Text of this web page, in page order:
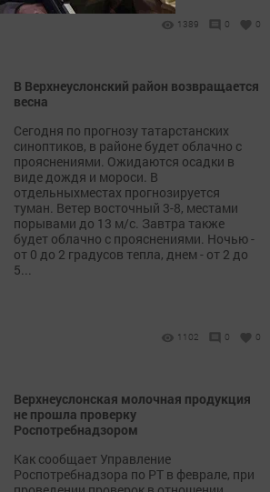
1389 0 0
В Верхнеуслонский район возвращается
весна
Сегодня по прогнозу татарстанских
синоптиков, в районе будет облачно с
прояснениями. Ожидаются осадки в
виде дождя и мороси. В
отдельныхместах прогнозируется
туман. Ветер восточный 3-8, местами
порывами до 13 м/с. Завтра также
будет облачно с прояснениями. Ночью -
от 0 до 2 градусов тепла, днем - от 2 до
5...
1102 0 0
Верхнеуслонская молочная продукция
не прошла проверку
Роспотребнадзором
Как сообщает Управление
Роспотребнадзора по РТ в феврале, при